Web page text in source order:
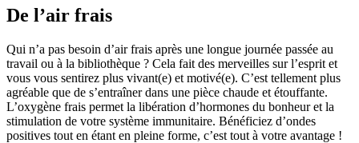
De l’air frais
Qui n’a pas besoin d’air frais après une longue journée passée au
travail ou à la bibliothèque ? Cela fait des merveilles sur l’esprit et
vous vous sentirez plus vivant(e) et motivé(e). C’est tellement plus
agréable que de s’entraîner dans une pièce chaude et étouffante.
L’oxygène frais permet la libération d’hormones du bonheur et la
stimulation de votre système immunitaire. Bénéficiez d’ondes
positives tout en étant en pleine forme, c’est tout à votre avantage !